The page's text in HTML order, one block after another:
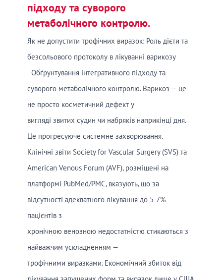
підходу та суворого
метаболічного контролю.
Як не допустити трофічних виразок: Роль дієти та
безсольового протоколу в лікуванні варикозу
Обґрунтування інтегративного підходу та
суворого метаболічного контролю. Варикоз — це
не просто косметичний дефект у
вигляді звитих судин чи набряків наприкінці дня.
Це прогресуюче системне захворювання.
Клінічні звіти Society for Vascular Surgery (SVS) та
American Venous Forum (AVF), розміщені на
платформі PubMed/PMC, вказують, що за
відсутності адекватного лікування до 5-7%
пацієнтів з
хронічною венозною недостатністю стикаються з
найважчим ускладненням —
трофічними виразками. Економічний збиток від